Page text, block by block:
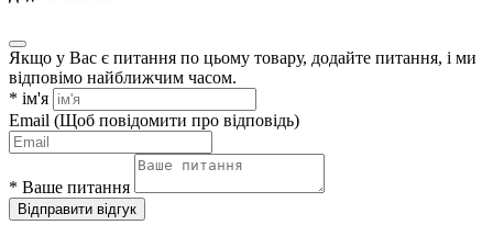
Якщо у Вас є питання по цьому товару, додайте питання, і ми
відповімо найближчим часом.
* ім'я
Email (Щоб повідомити про відповідь)
* Ваше питання
Відправити відгук